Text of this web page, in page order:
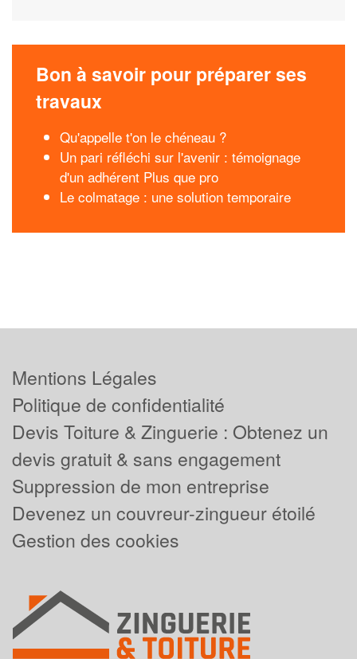
Bon à savoir pour préparer ses
travaux
Qu'appelle t'on le chéneau ?
Un pari réfléchi sur l'avenir : témoignage
d'un adhérent Plus que pro
Le colmatage : une solution temporaire
Mentions Légales
Politique de confidentialité
Devis Toiture & Zinguerie : Obtenez un
devis gratuit & sans engagement
Suppression de mon entreprise
Devenez un couvreur-zingueur étoilé
Gestion des cookies